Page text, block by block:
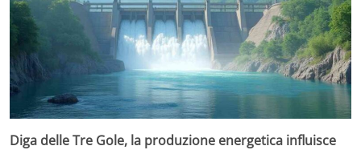
Diga delle Tre Gole, la produzione energetica influisce